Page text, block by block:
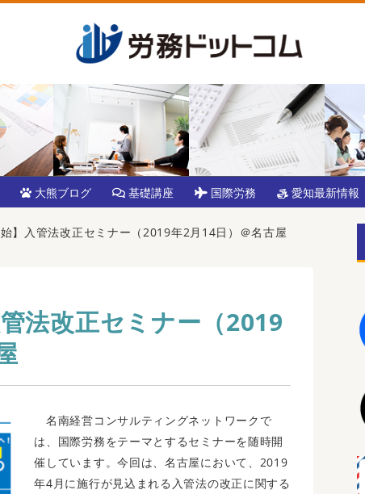
大熊ブログ 基礎講座 国際労務 愛知最新情報
始】入管法改正セミナー（2019年2月14日）＠名古屋
法改正セミナー（2019
名南経営コンサルティングネットワークで
は、国際労務をテーマとするセミナーを随時開
催しています。今回は、名古屋において、2019
年4月に施行が見込まれる入管法の改正に関する